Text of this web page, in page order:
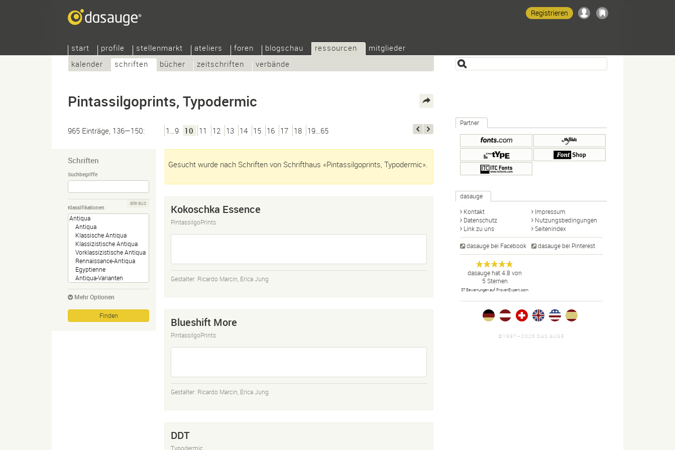
start profile stellenmarkt ateliers foren blogschau
ressourcen
kalender
schriften bücher zeitschriften verbände
mitglieder
Registrieren
Pintassilgoprints, Typodermic
965 Einträge, 136—150: 1…9 10 11 12 13 14 15 16 17 18 19…65
Schriften
Suchbegriffe
Klassifikationen
alle aus
Mehr Optionen
Gesucht wurde nach Schriften von Schrifthaus «Pintassilgoprints, Typodermic».
Kokoschka Essence
PintassilgoPrints
Gestalter: Ricardo Marcin Erica Jung
Blueshift More
PintassilgoPrints
Gestalter: Ricardo Marcin Erica Jung
DDT
Typodermic
Partner
dasauge
Kontakt
Impressum
Datenschutz
Nutzungsbedingungen
Link zu uns
Seitenindex
dasauge bei Facebook dasauge bei Pinterest
dasauge
Designer,
Fotografen,
Agenturen,
Portfolios
und Jobs.
Anonym
dasauge hat4.8 von
5 Sternen
37 Bewertungen auf ProvenExpert.com
©1997—2026 DAS AUGE